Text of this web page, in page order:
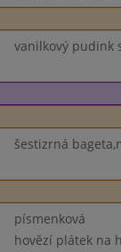
vanilkový pudink
šestizrná
písmenková
hovězí plátek na